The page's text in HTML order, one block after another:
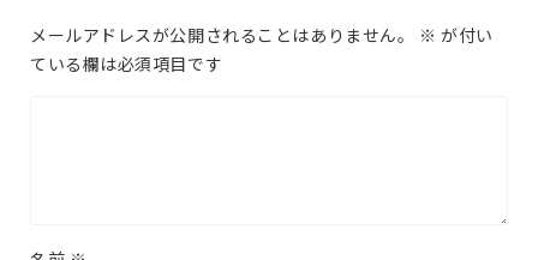
メールアドレスが公開されることはありません。 ※ が付い
ている欄は必須項目です